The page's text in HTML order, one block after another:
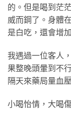
的。但是喝到茫
威而鋼了。身體
是白吃，還會增
我遇過一位客人
果整晚頭暈到不
隔天來藥局量血
小喝怡情，大喝